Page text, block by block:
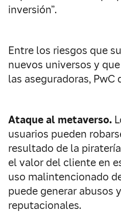
inversión”.
Entre los riesgos que
nuevos universos y
las aseguradoras, PwC
Ataque al metaverso.
usuarios pueden
resultado de la
el valor del cliente en
uso malintencionado
puede generar abusos
reputacionales.